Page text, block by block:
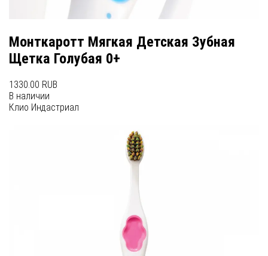
Монткаротт Мягкая Детская Зубная
Щетка Голубая 0+
1330.00 RUB
В наличии
Клио Индастриал